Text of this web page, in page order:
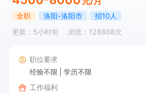
全职 洛阳-洛阳市
招10人
更新：5小时前
浏览：128868次
职位要求
经验不限
学历不限
工作福利